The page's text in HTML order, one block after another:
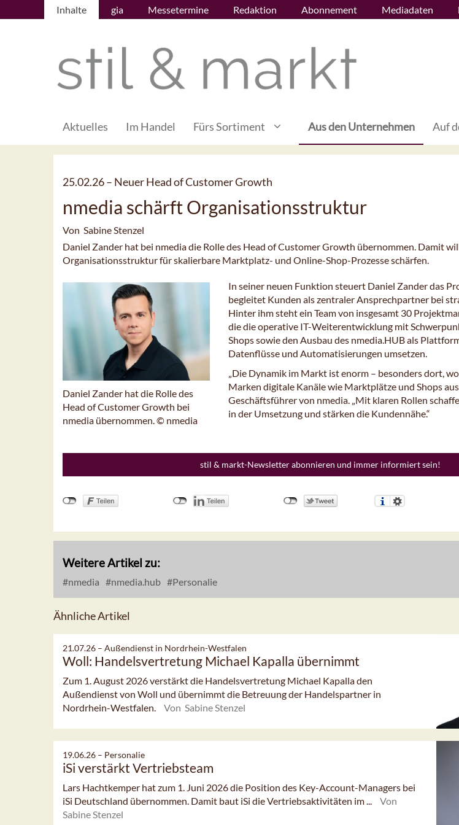
Inhalte gia Messetermine Redaktion Abonnement Mediadaten
Aktuelles Im Handel Fürs Sortiment Aus den Unternehmen Auf
25.02.26 – Neuer Head of Customer Growth
nmedia schärft Organisationsstruktur
Von Sabine Stenzel
Daniel Zander hat bei nmedia die Rolle des Head of Customer Growth übernommen. Damit
Organisationsstruktur für skalierbare Marktplatz- und Online-Shop-Prozesse schärfen.
Daniel Zander hat die Rolle des
Head of Customer Growth bei
nmedia übernommen. © nmedia
In seiner neuen Funktion steuert Daniel Zander das
begleitet Kunden als zentraler Ansprechpartner bei
Hinter ihm steht ein Team von insgesamt 30
die die operative IT-Weiterentwicklung mit
Shops sowie den Ausbau des nmedia.HUB als
Datenflüsse und Automatisierungen umsetzen.
„Die Dynamik im Markt ist enorm – besonders dort,
Marken digitale Kanäle wie Marktplätze und Shops
Geschäftsführer von nmedia. „Mit klaren Rollen
in der Umsetzung und stärken die Kundennähe.“
stil & markt-Newsletter abonnieren und immer informiert sein!
Weitere Artikel zu:
nmedia nmedia.hub Personalie
Ähnliche Artikel
21.07.26 – Außendienst in Nordrhein-Westfalen
Woll: Handelsvertretung Michael Kapalla übernimmt
Zum 1. August 2026 verstärkt die Handelsvertretung Michael Kapalla den
Außendienst von Woll und übernimmt die Betreuung der Handelspartner in
Nordrhein-Westfalen.
Von Sabine Stenzel
19.06.26 – Personalie
iSi verstärkt Vertriebsteam
Lars Hachtkemper hat zum 1. Juni 2026 die Position des Key-Account-Managers bei
iSi Deutschland übernommen. Damit baut iSi die Vertriebsaktivitäten im ...
Von
Sabine Stenzel